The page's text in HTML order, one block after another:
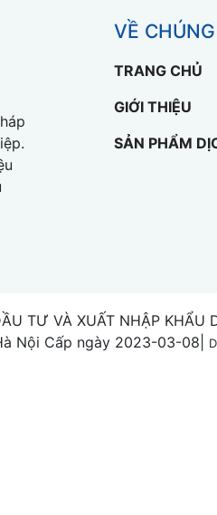
VỀ
TRANG CHỦ
GIỚI THIỆU
SẢN PHẨM
TƯ VÀ XUẤT NHẬP
Nội Cấp ngày 2023-03-08|